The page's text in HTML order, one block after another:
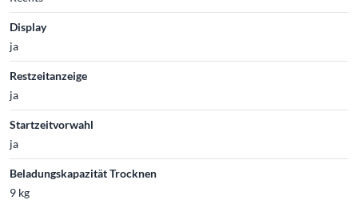
Display
ja
Restzeitanzeige
ja
Startzeitvorwahl
ja
Beladungskapazität Trocknen
9 kg